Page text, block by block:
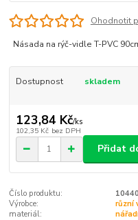
Ohodnotit
Násada na rýč-vidle T-PVC
Dostupnost skladem
123,84 Kč/ks
102,35 Kč bez DPH
Přidat
Číslo produktu:
Výrobce:
různí
materiál: